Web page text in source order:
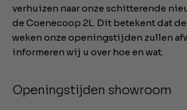
verhuizen naar onze schitterende
de Coenecoop 2L. Dit betekent dat
weken onze openingstijden zullen
informeren wij u over hoe en wat.
Openingstijden showroom